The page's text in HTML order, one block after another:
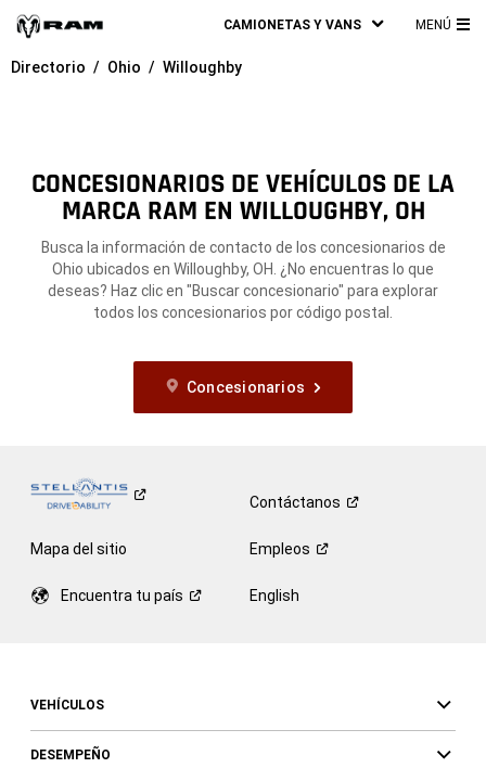
CAMIONETAS Y VANS MENÚ
Directorio Ohio Willoughby
CONCESIONARIOS DE VEHÍCULOS DE LA
MARCA RAM EN WILLOUGHBY, OH
Busca la información de contacto de los concesionarios de
Ohio ubicados en Willoughby, OH. ¿No encuentras lo que
deseas? Haz clic en "Buscar concesionario" para explorar
todos los concesionarios por código postal.
Concesionarios
Contáctanos
Mapa del sitio Empleos
Encuentra tu país English
VEHÍCULOS
DESEMPEÑO